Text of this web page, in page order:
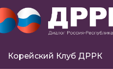
Корейский Клуб ДРРК